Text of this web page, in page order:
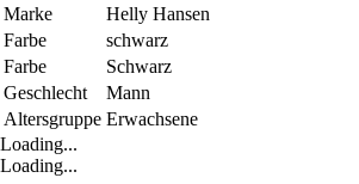
Marke
Helly Hansen
Farbe
schwarz
Farbe
Schwarz
Geschlecht
Mann
Altersgruppe Erwachsene
Loading...
Loading...